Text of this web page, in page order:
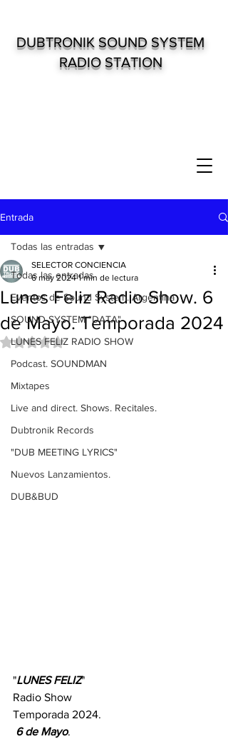
DUBTRONIK SOUND SYSTEM
RADIO STATION
Entrada
Todas las entradas
Eventos de Sound System. Argentina
SOUND SYSTEM "DATA"
LUNES FELIZ RADIO SHOW
Podcast. SOUNDMAN
Mixtapes
Live and direct. Shows. Recitales.
Dubtronik Records
"DUB MEETING LYRICS"
Nuevos Lanzamientos.
DUB&BUD
Todas las entradas
Lunes Feliz Radio Show. 6
de Mayo. Temporada 2024
SELECTOR CONCIENCIA
6 may 2024 1 min de lectura
Obtuvo NaN de 5 estrellas.
"LUNES FELIZ"
Radio Show
Temporada 2024.
6 de Mayo.